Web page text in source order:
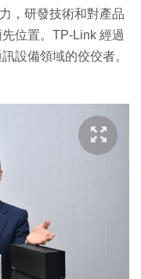
，研發技術和對產品
位置。TP-Link 經過
設備領域的佼佼者。